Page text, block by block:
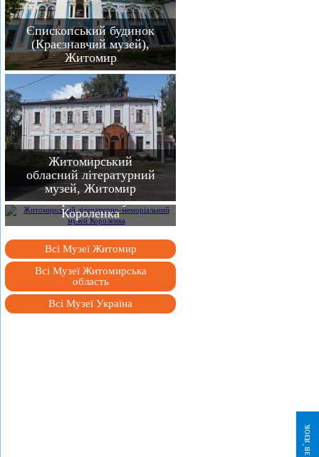
Єпископський будинок
(Краєзнавчий музей),
Житомир
Житомирський
обласний літературний
музей, Житомир
Житомирський
літературно-
меморіальний музей
Короленка
Всі Музеї Житомир
Всі Музеї Житомирська
область
Всі Музеї Україна